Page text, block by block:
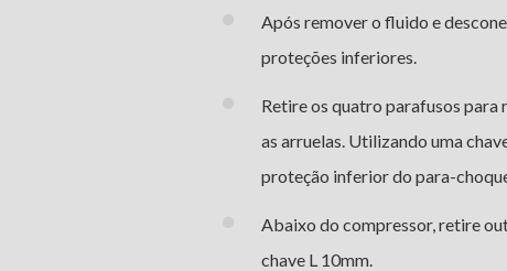
Após remover o fluido e
proteções inferiores.
Retire os quatro parafusos
as arruelas. Utilizando uma
proteção inferior do para-
Abaixo do compressor, retire
chave L 10mm.